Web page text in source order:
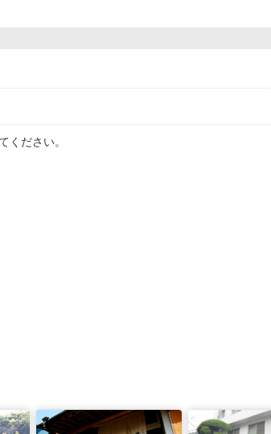
ください。